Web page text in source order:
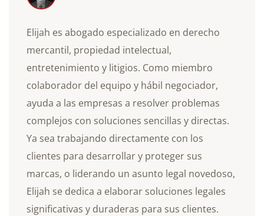
Elijah es abogado especializado en derecho
mercantil, propiedad intelectual,
entretenimiento y litigios. Como miembro
colaborador del equipo y hábil negociador,
ayuda a las empresas a resolver problemas
complejos con soluciones sencillas y directas.
Ya sea trabajando directamente con los
clientes para desarrollar y proteger sus
marcas, o liderando un asunto legal novedoso,
Elijah se dedica a elaborar soluciones legales
significativas y duraderas para sus clientes.